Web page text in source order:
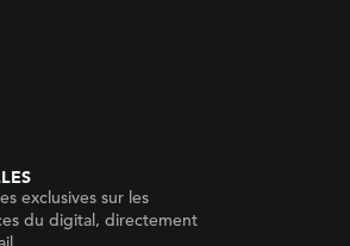
exclusives sur les
du digital, directement